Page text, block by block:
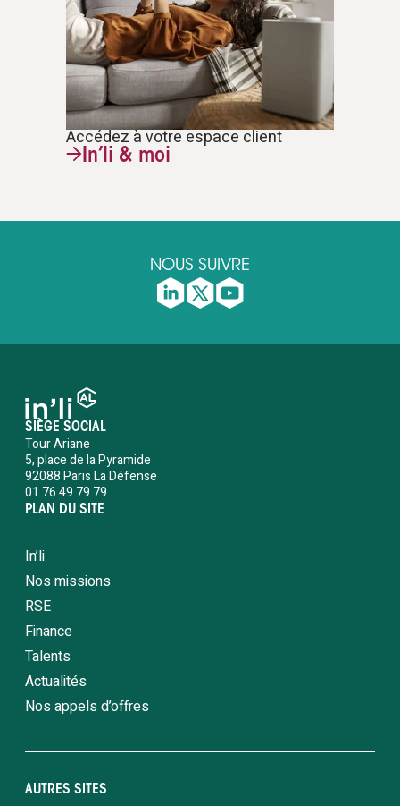
Accédez à votre espace client
In’li & moi
NOUS SUIVRE
SIÈGE SOCIAL
Tour Ariane
5, place de la Pyramide
92088 Paris La Défense
01 76 49 79 79
PLAN DU SITE
In’li
Nos missions
RSE
Finance
Talents
Actualités
Nos appels d’offres
AUTRES SITES